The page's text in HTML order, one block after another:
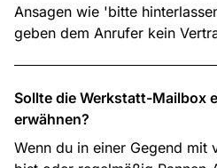
Ansagen wie 'bitte
geben dem Anrufer kein
Sollte die Werkstatt-Mailbox
erwähnen?
Wenn du in einer Gegend mit